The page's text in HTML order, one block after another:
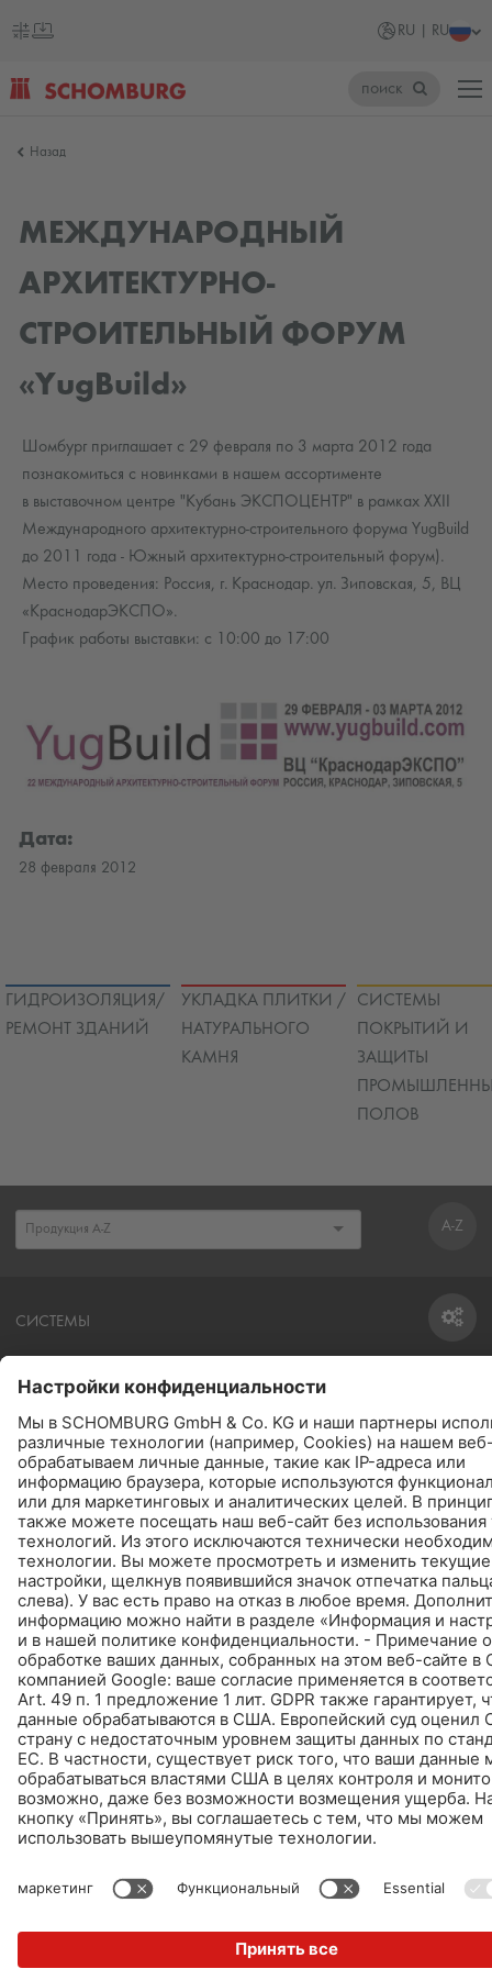
RU | RU
поиск
Назад
МЕЖДУНАРОДНЫЙ
АРХИТЕКТУРНО-
СТРОИТЕЛЬНЫЙ ФОРУМ
«YugBuild»
Шомбург приглашает с 29 февраля по 3 марта 2012 года
познакомиться с новинками в нашем ассортименте
в выставочном центре "Кубань ЭКСПОЦЕНТР" в рамках XXII
Международного архитектурно-строительного форума YugBuild
до 2011 года - Южный архитектурно-строительный форум).
Место проведения: Россия, г. Краснодар. ул. Зиповская, 5, ВЦ
«КраснодарЭКСПО».
График работы выставки: с 10:00 до 17:00
Дата:
28 февраля 2012
ГИДРОИЗОЛЯЦИЯ/
РЕМОНТ ЗДАНИЙ
УКЛАДКА ПЛИТКИ /
НАТУРАЛЬНОГО
КАМНЯ
СИСТЕМЫ
ПОКРЫТИЙ И
ЗАЩИТЫ
ПОЛОВ
A-Z
СИСТЕМЫ
СИСТЕМЫ
РАСЧЁТ РАСХОДА
ПЕРЕЙТИ К КАЛЬКУЛЯТОРУ
ПРОДУКТЫ
НАЙТИ - КУПИТЬ - ИНФОРМИРУЕТ
© Schomburg.Импрессум|Информация по защите данных для посетителей сайта
Дизайн и реализация +| LOUIS INTERNET